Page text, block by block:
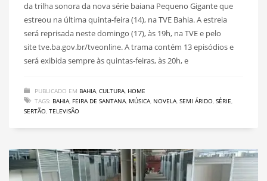
da trilha sonora da nova série baiana Pequeno Gigante que
estreou na última quinta-feira (14), na TVE Bahia. A estreia
será reprisada neste domingo (17), às 19h, na TVE e pelo
site tve.ba.gov.br/tveonline. A trama contém 13 episódios e
será exibida sempre às quintas-feiras, às 20h, e
PUBLICADO EM BAHIA, CULTURA, HOME
TAGS: BAHIA, FEIRA DE SANTANA, MÚSICA, NOVELA, SEMI ÁRIDO, SÉRIE,
SERTÃO, TELEVISÃO